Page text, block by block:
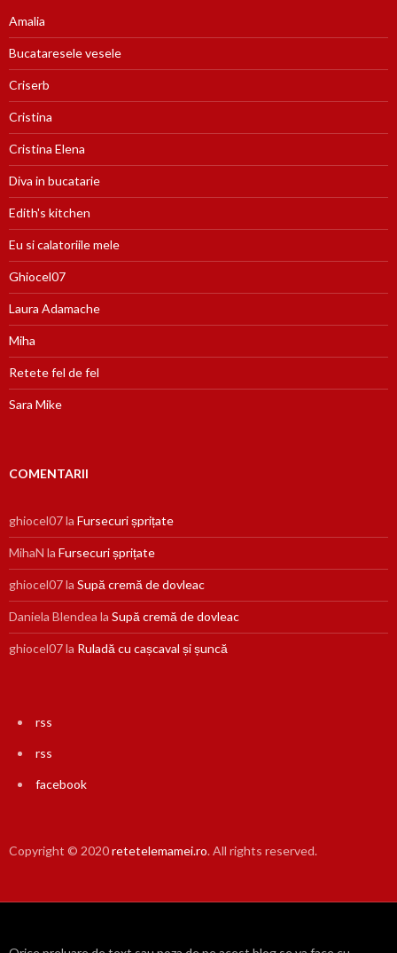
Amalia
Bucataresele vesele
Criserb
Cristina
Cristina Elena
Diva in bucatarie
Edith's kitchen
Eu si calatoriile mele
Ghiocel07
Laura Adamache
Miha
Retete fel de fel
Sara Mike
COMENTARII
ghiocel07la Fursecuri șprițate
MihaN la Fursecuri șprițate
ghiocel07la Supă cremă de dovleac
Daniela Blendea la Supă cremă de dovleac
ghiocel07la Ruladă cu cașcaval și șuncă
rss
rss
facebook
Copyright © 2020retetelemamei.ro. All rights reserved.